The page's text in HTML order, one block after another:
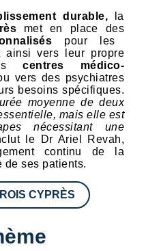
durable,
la
met en place des
pour les
ainsi vers leur propre
centres médico-
vers des psychiatres
besoins spécifiques.
moyenne de deux
mais elle est
nécessitant une
le Dr Ariel Revah,
continu de la
de ses patients.
CYPRÈS